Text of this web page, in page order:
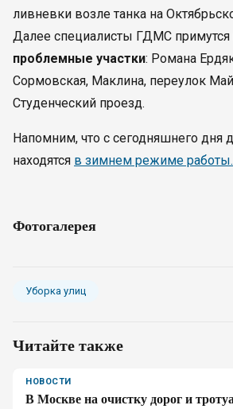
ливневки возле танка на
Далее специалисты ГДМС примутся
проблемные участки: Романа
Сормовская, Маклина, переулок
Студенческий проезд.
Напомним, что с сегодняшнего дня
находятся в зимнем режиме работы.
Фотогалерея
Уборка улиц
Читайте также
НОВОСТИ
В Москве на очистку дорог и